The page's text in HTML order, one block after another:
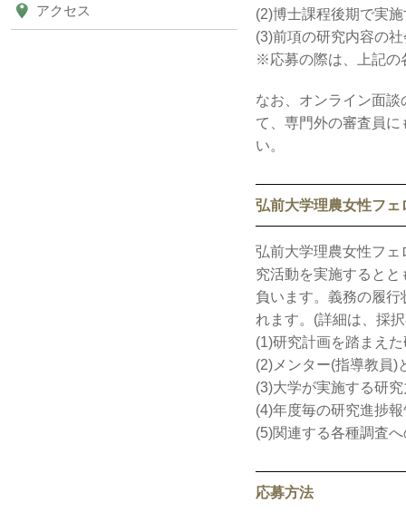
(2)博士課程後期で実
(3)前項の研究内容の
※応募の際は、上記の
なお、オンライン面
て、専門外の審査員
い。
弘前大学理農女性フェ
弘前大学理農女性フ
究活動を実施すると
負います。義務の履
れます。(詳細は、採
(1)研究計画を踏まえ
(2)メンター(指導教員)
(3)大学が実施する研
(4)年度毎の研究進捗
(5)関連する各種調査
応募方法
アクセス